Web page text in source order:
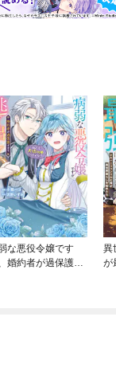
な悪役令嬢です
婚約者が過保護す
異
が